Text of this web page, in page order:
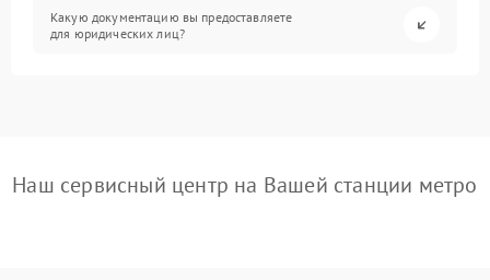
Какую документацию вы предоставляете
для юридических лиц?
Наш сервисный центр на Вашей станции метро